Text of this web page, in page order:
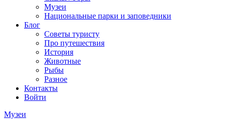
Музеи
Национальные парки и заповедники
Блог
Советы туристу
Про путешествия
История
Животные
Рыбы
Разное
Контакты
Войти
Музеи